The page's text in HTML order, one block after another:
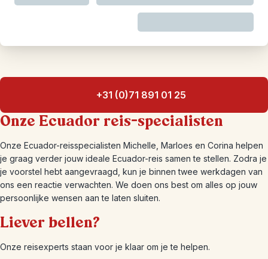
+31 (0)71 891 01 25
Onze Ecuador reis-specialisten
Onze Ecuador-reisspecialisten Michelle, Marloes en Corina helpen
je graag verder jouw ideale Ecuador-reis samen te stellen. Zodra je
je voorstel hebt aangevraagd, kun je binnen twee werkdagen van
ons een reactie verwachten. We doen ons best om alles op jouw
persoonlijke wensen aan te laten sluiten.
Liever bellen?
Onze reisexperts staan voor je klaar om je te helpen.